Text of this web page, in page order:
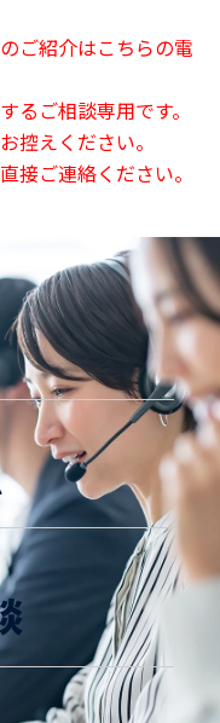
ご紹介はこちらの電
ご相談専用です。
控えください。
接ご連絡ください。